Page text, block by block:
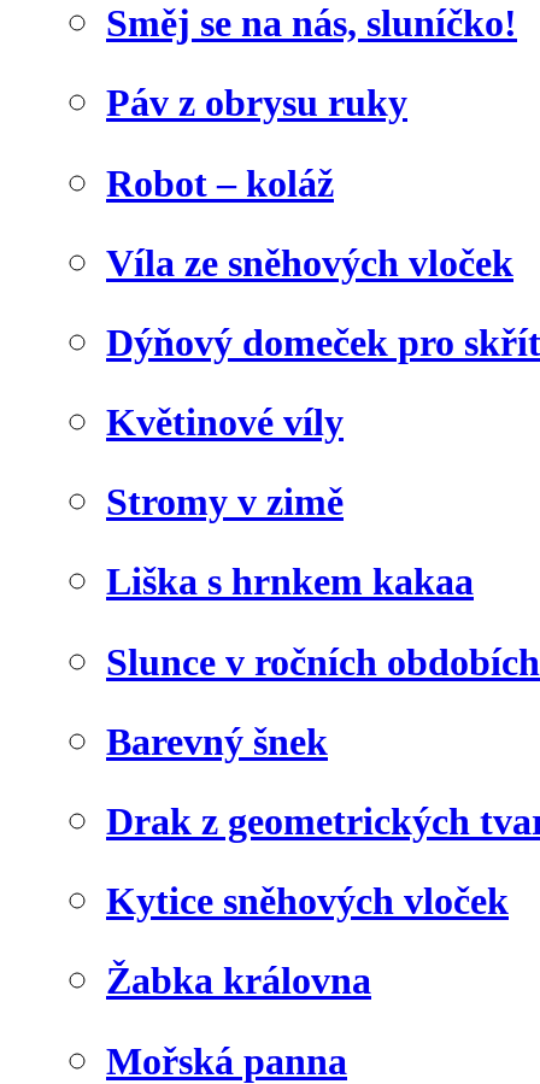
Směj se na nás, sluníčko!
Páv z obrysu ruky
Robot – koláž
Víla ze sněhových vloček
Dýňový domeček pro
Květinové víly
Stromy v zimě
Liška s hrnkem kakaa
Slunce v ročních obdobích
Barevný šnek
Drak z geometrických
Kytice sněhových vloček
Žabka královna
Mořská panna